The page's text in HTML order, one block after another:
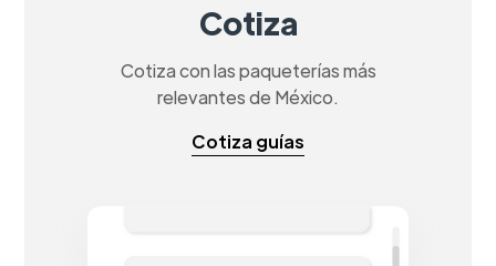
Cotiza
Cotiza con las paqueterías más
relevantes de México.
Cotiza guías